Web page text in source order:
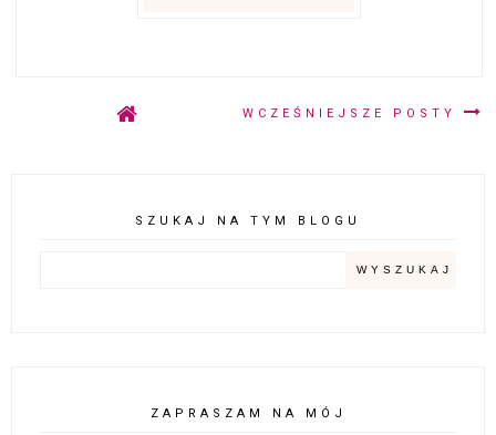
WCZEŚNIEJSZE POSTY
SZUKAJ NA TYM BLOGU
ZAPRASZAM NA MÓJ